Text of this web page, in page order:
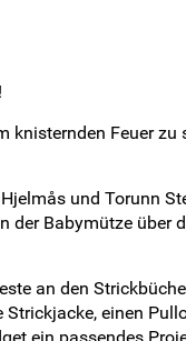
Feuer
und Torunn
Babymütze
an den
einen